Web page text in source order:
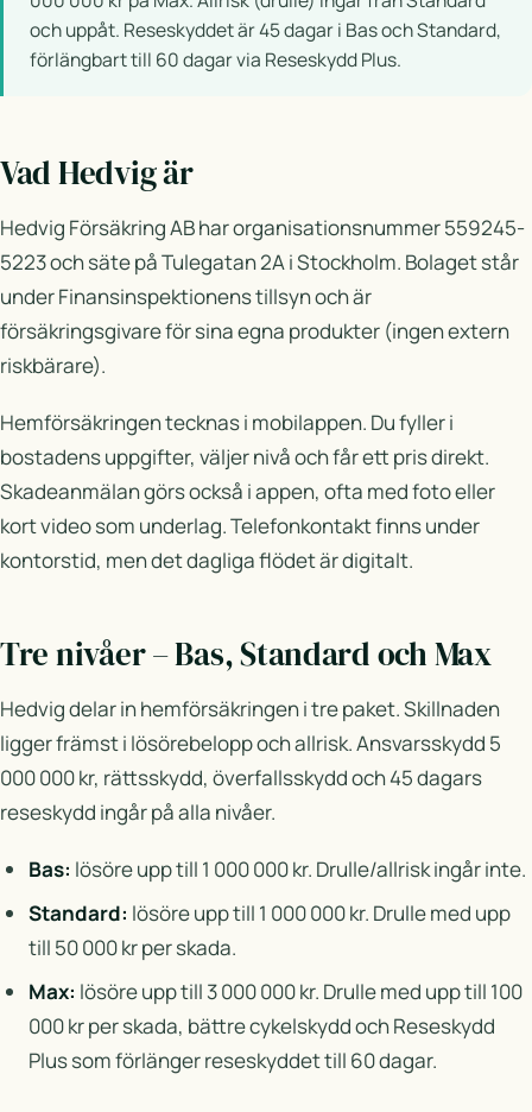
och uppåt. Reseskyddet är 45 dagar i Bas och Standard,
förlängbart till 60 dagar via Reseskydd Plus.
Vad Hedvig är
Hedvig Försäkring AB har organisationsnummer 559245-
5223 och säte på Tulegatan 2A i Stockholm. Bolaget står
under Finansinspektionens tillsyn och är
försäkringsgivare för sina egna produkter (ingen extern
riskbärare).
Hemförsäkringen tecknas i mobilappen. Du fyller i
bostadens uppgifter, väljer nivå och får ett pris direkt.
Skadeanmälan görs också i appen, ofta med foto eller
kort video som underlag. Telefonkontakt finns under
kontorstid, men det dagliga flödet är digitalt.
Tre nivåer – Bas, Standard och Max
Hedvig delar in hemförsäkringen i tre paket. Skillnaden
ligger främst i lösörebelopp och allrisk. Ansvarsskydd 5
000 000 kr, rättsskydd, överfallsskydd och 45 dagars
reseskydd ingår på alla nivåer.
Bas: lösöre upp till 1 000 000 kr. Drulle/allrisk ingår inte.
Standard: lösöre upp till 1 000 000 kr. Drulle med upp
till 50 000 kr per skada.
Max: lösöre upp till 3 000 000 kr. Drulle med upp till 100
000 kr per skada, bättre cykelskydd och Reseskydd
Plus som förlänger reseskyddet till 60 dagar.